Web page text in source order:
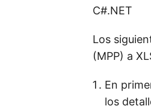
C#.NET
Los
(MPP) a
En
los